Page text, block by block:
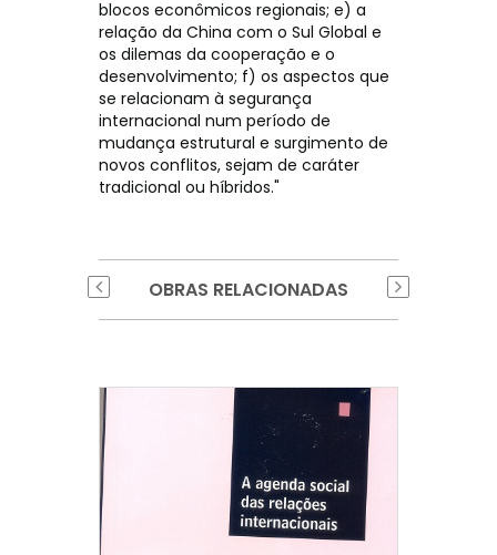
blocos econômicos regionais; e) a
relação da China com o Sul Global e
os dilemas da cooperação e o
desenvolvimento; f) os aspectos que
se relacionam à segurança
internacional num período de
mudança estrutural e surgimento de
novos conflitos, sejam de caráter
tradicional ou híbridos."
OBRAS RELACIONADAS